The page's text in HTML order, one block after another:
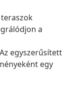
a
egyszerűsített
egy